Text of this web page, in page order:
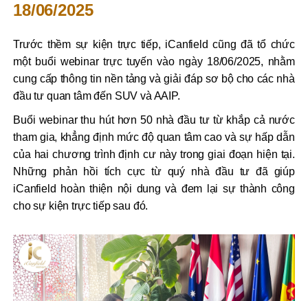
18/06/2025
Trước thềm sự kiện trực tiếp, iCanfield cũng đã tổ chức
một buổi webinar trực tuyến vào ngày 18/06/2025, nhằm
cung cấp thông tin nền tảng và giải đáp sơ bộ cho các nhà
đầu tư quan tâm đến SUV và AAIP.
Buổi webinar thu hút hơn 50 nhà đầu tư từ khắp cả nước
tham gia, khẳng định mức độ quan tâm cao và sự hấp dẫn
của hai chương trình định cư này trong giai đoạn hiện tại.
Những phản hồi tích cực từ quý nhà đầu tư đã giúp
iCanfield hoàn thiện nội dung và đem lại sự thành công
cho sự kiện trực tiếp sau đó.